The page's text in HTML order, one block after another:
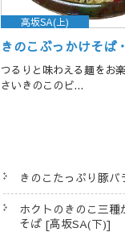
高坂SA(上)
きのこぶっかけそば
つるりと味わえる麺をお
さいきのこのビ...
きのこたっぷり豚
ホクトのきのこ三
そば [高坂SA(下)]